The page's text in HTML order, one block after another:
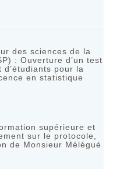
des sciences de la
: Ouverture d’un test
pour la
en statistique
supérieure et
sur le protocole,
de Monsieur Mélégué